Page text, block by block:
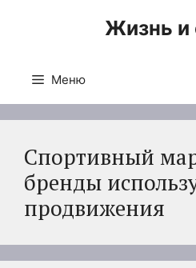
Жизнь и
Меню
Спортивный
бренды
продвижения